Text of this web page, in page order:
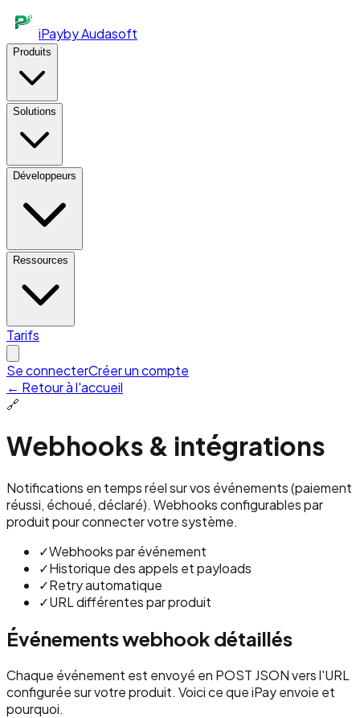
iPayby Audasoft
Produits
Solutions
Développeurs
Ressources
Tarifs
Se connecterCréer un compte
← Retour à l'accueil
🔗
Webhooks & intégrations
Notifications en temps réel sur vos événements (paiement
réussi, échoué, déclaré). Webhooks configurables par
produit pour connecter votre système.
✓Webhooks par événement
✓Historique des appels et payloads
✓Retry automatique
✓URL différentes par produit
Événements webhook détaillés
Chaque événement est envoyé en POST JSON vers l'URL
configurée sur votre produit. Voici ce que iPay envoie et
pourquoi.